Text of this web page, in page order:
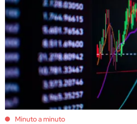
Minuto a minuto